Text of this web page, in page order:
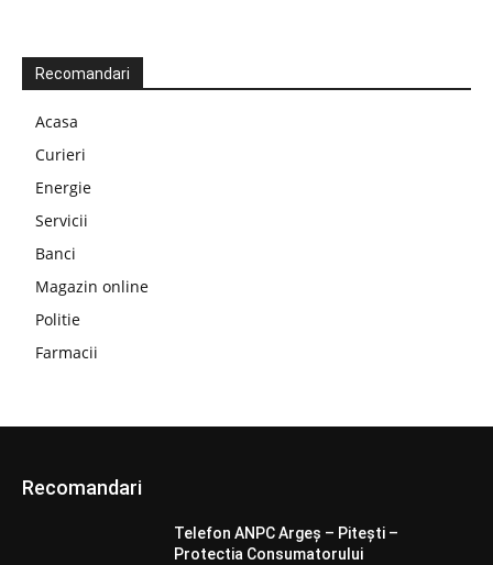
Recomandari
Acasa
Curieri
Energie
Servicii
Banci
Magazin online
Politie
Farmacii
Recomandari
Telefon ANPC Argeș – Pitești –
Protectia Consumatorului